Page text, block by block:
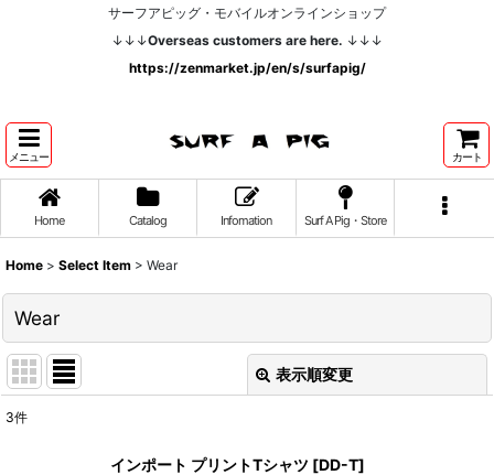
サーフアピッグ・モバイルオンラインショップ
↓↓↓Overseas customers are here. ↓↓↓
https://zenmarket.jp/en/s/surfapig/
メニュー カート
Home Catalog Infomation Surf A Pig・Store
Home > Select Item > Wear
Wear
表示順変更
3件
インポート プリントTシャツ [DD-T]